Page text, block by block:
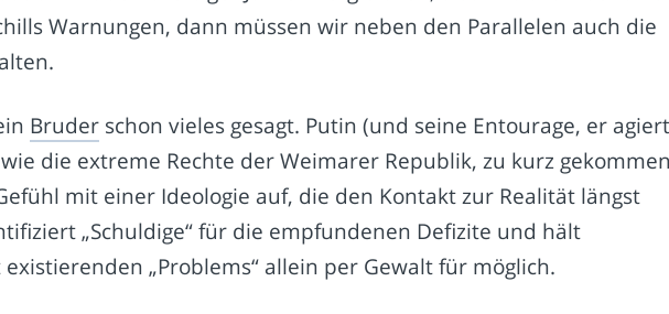
Warnungen, dann müssen wir neben den Parallelen auch die
Bruder schon vieles gesagt. Putin (und seine Entourage, er agiert
die extreme Rechte der Weimarer Republik, zu kurz
mit einer Ideologie auf, die den Kontakt zur Realität längst
„Schuldige“ für die empfundenen Defizite und hält
existierenden „Problems“ allein per Gewalt für möglich.